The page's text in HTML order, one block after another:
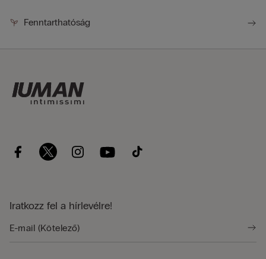
Fenntarthatóság
Iratkozz fel a hírlevélre!